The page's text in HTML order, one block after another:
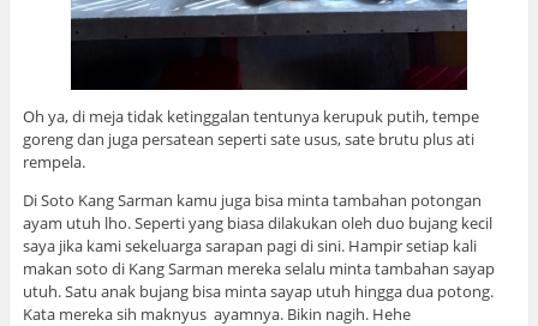
Oh ya, di meja tidak ketinggalan tentunya kerupuk putih, tempe
goreng dan juga persatean seperti sate usus, sate brutu plus ati
rempela.
Di Soto Kang Sarman kamu juga bisa minta tambahan potongan
ayam utuh lho. Seperti yang biasa dilakukan oleh duo bujang kecil
saya jika kami sekeluarga sarapan pagi di sini. Hampir setiap kali
makan soto di Kang Sarman mereka selalu minta tambahan sayap
utuh. Satu anak bujang bisa minta sayap utuh hingga dua potong.
Kata mereka sih maknyus ayamnya. Bikin nagih. Hehe